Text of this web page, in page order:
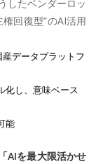
したベンダーロッ
回復型”のAI活用
データプラットフ
化し、意味ベース
能
「AIを最大限活かせ